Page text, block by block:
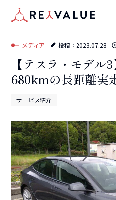
ホーム
メディア 投稿： 2023.07.28
【テスラ・モデル
680kmの長距離実
サービス紹介